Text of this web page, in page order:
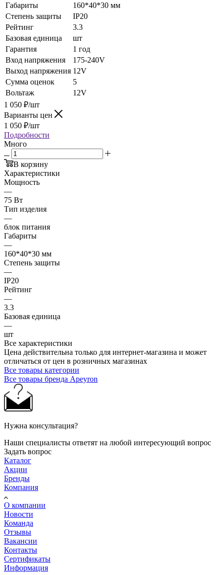
Габариты
160*40*30 мм
Степень защиты
IP20
Рейтинг
3.3
Базовая единица
шт
Гарантия
1 год
Вход напряжения
175-240V
Выход напряжения 12V
Сумма оценок
5
Вольтаж
12V
1 050 ₽/шт
Варианты цен
1 050 ₽/шт
Подробности
Много
В корзину
Характеристики
Мощность
—
75 Вт
Тип изделия
—
блок питания
Габариты
—
160*40*30 мм
Степень защиты
—
IP20
Рейтинг
—
3.3
Базовая единица
—
шт
Все характеристики
Цена действительна только для интернет-магазина и может
отличаться от цен в розничных магазинах
Все товары категории
Все товары бренда Apeyron
Нужна консультация?
Наши специалисты ответят на любой интересующий вопрос
Задать вопрос
Каталог
Акции
Бренды
Компания
О компании
Новости
Команда
Отзывы
Вакансии
Контакты
Сертификаты
Информация